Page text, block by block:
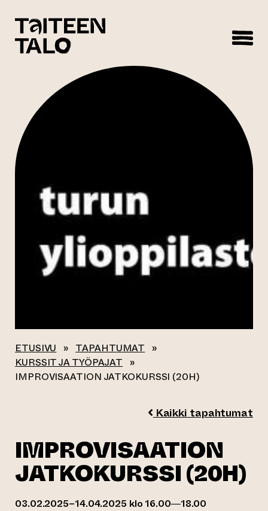
ETUSIVU » TAPAHTUMAT »
KURSSIT JA TYÖPAJAT »
IMPROVISAATION JATKOKURSSI (20H)
Kaikki tapahtumat
IMPROVISAATION
JATKOKURSSI (20H)
03.02.2025–14.04.2025 klo 16.00—18.00